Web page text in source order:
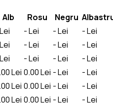
Alb Rosu Negru
Lei -Lei -Lei -Lei
Lei -Lei -Lei -Lei
Lei -Lei -Lei -Lei
Lei 0.00Lei -Lei -Lei
Lei 0.00Lei -Lei -Lei
Lei 0.00Lei -Lei -Lei